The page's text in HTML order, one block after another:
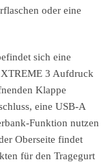
oder eine
sich eine
3 Aufdruck
Klappe
eine USB-A
Funktion nutzen
Oberseite findet
für den Tragegurt